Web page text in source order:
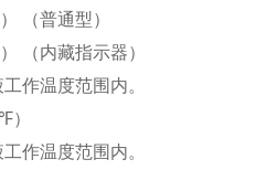
（普通型）
（内藏指示器）
作温度范围内。
）
作温度范围内。